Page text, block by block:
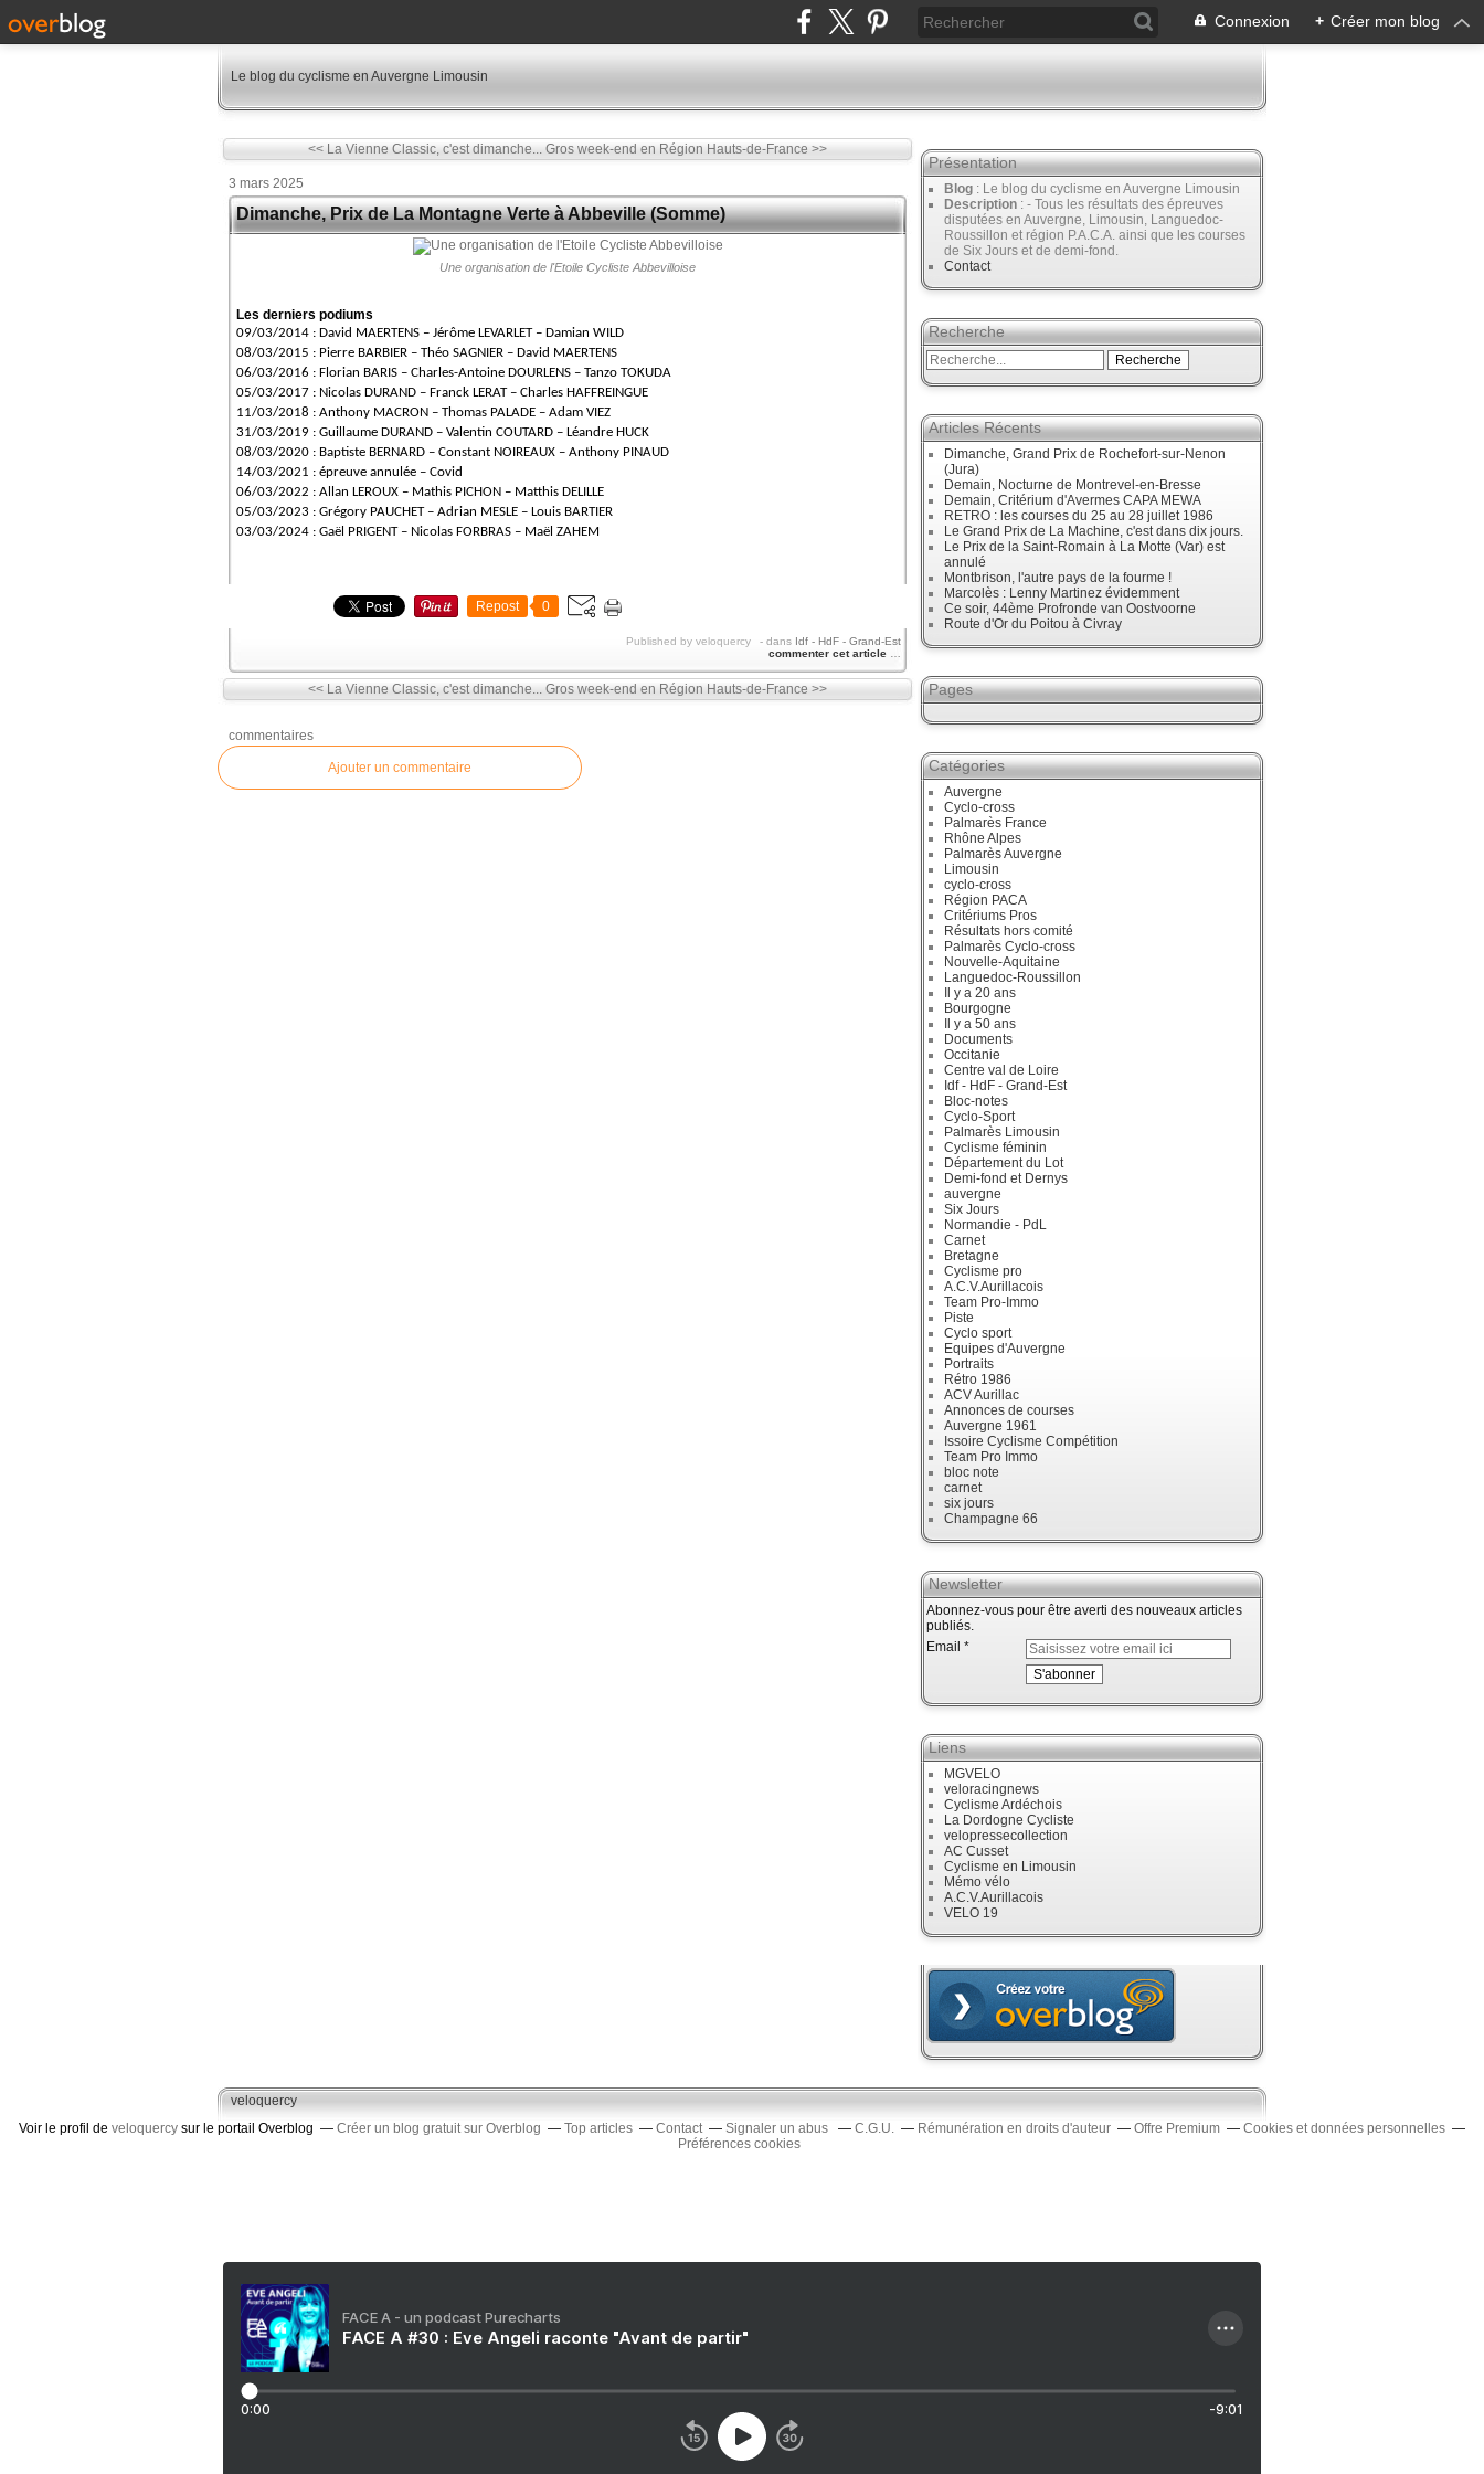
Connexion + Créer mon blog
Le blog du cyclisme en Auvergne Limousin
<< La Vienne Classic, c'est dimanche... Gros week-end en Région Hauts-de-France >>
3 mars 2025
Dimanche, Prix de La Montagne Verte à Abbeville (Somme)
Une organisation de l'Etoile Cycliste Abbevilloise
Les derniers podiums
09/03/2014 : David MAERTENS – Jérôme LEVARLET – Damian WILD
08/03/2015 : Pierre BARBIER – Théo SAGNIER – David MAERTENS
06/03/2016 : Florian BARIS – Charles-Antoine DOURLENS – Tanzo TOKUDA
05/03/2017 : Nicolas DURAND – Franck LERAT – Charles HAFFREINGUE
11/03/2018 : Anthony MACRON – Thomas PALADE – Adam VIEZ
31/03/2019 : Guillaume DURAND – Valentin COUTARD – Léandre HUCK
08/03/2020 : Baptiste BERNARD – Constant NOIREAUX – Anthony PINAUD
14/03/2021 : épreuve annulée – Covid
06/03/2022 : Allan LEROUX – Mathis PICHON – Matthis DELILLE
05/03/2023 : Grégory PAUCHET – Adrian MESLE – Louis BARTIER
03/03/2024 : Gaël PRIGENT – Nicolas FORBRAS – Maël ZAHEM
Repost 0
Published by veloquercy - dans Idf - HdF - Grand-Est
commenter cet article
<< La Vienne Classic, c'est dimanche... Gros week-end en Région Hauts-de-France >>
commentaires
Ajouter un commentaire
Présentation
Blog : Le blog du cyclisme en Auvergne Limousin
Description : - Tous les résultats des épreuves
disputées en Auvergne, Limousin, Languedoc-
Roussillon et région P.A.C.A. ainsi que les courses
de Six Jours et de demi-fond.
Contact
Recherche
Articles Récents
Dimanche, Grand Prix de Rochefort-sur-Nenon
(Jura)
Demain, Nocturne de Montrevel-en-Bresse
Demain, Critérium d'Avermes CAPA MEWA
RETRO : les courses du 25 au 28 juillet 1986
Le Grand Prix de La Machine, c'est dans dix jours.
Le Prix de la Saint-Romain à La Motte (Var) est
annulé
Montbrison, l'autre pays de la fourme !
Marcolès : Lenny Martinez évidemment
Ce soir, 44ème Profronde van Oostvoorne
Route d'Or du Poitou à Civray
Pages
Catégories
Auvergne
Cyclo-cross
Palmarès France
Rhône Alpes
Palmarès Auvergne
Limousin
cyclo-cross
Région PACA
Critériums Pros
Résultats hors comité
Palmarès Cyclo-cross
Nouvelle-Aquitaine
Languedoc-Roussillon
Il y a 20 ans
Bourgogne
Il y a 50 ans
Documents
Occitanie
Centre val de Loire
Idf - HdF - Grand-Est
Bloc-notes
Cyclo-Sport
Palmarès Limousin
Cyclisme féminin
Département du Lot
Demi-fond et Dernys
auvergne
Six Jours
Normandie - PdL
Carnet
Bretagne
Cyclisme pro
A.C.V.Aurillacois
Team Pro-Immo
Piste
Cyclo sport
Equipes d'Auvergne
Portraits
Rétro 1986
ACV Aurillac
Annonces de courses
Auvergne 1961
Issoire Cyclisme Compétition
Team Pro Immo
bloc note
carnet
six jours
Champagne 66
Newsletter
Abonnez-vous pour être averti des nouveaux articles
publiés.
Email
Liens
MGVELO
veloracingnews
Cyclisme Ardéchois
La Dordogne Cycliste
velopressecollection
AC Cusset
Cyclisme en Limousin
Mémo vélo
A.C.V.Aurillacois
VELO 19
veloquercy
Voir le profil de veloquercy sur le portail Overblog Créer un blog gratuit sur Overblog Top articles Contact Signaler un abus C.G.U. Rémunération en droits d'auteur Offre Premium
Cookies et données personnelles
Préférences cookies
FACE A - un podcast Purecharts
FACE A #30 : Eve Angeli raconte "Avant de partir"
0:00 -9:01